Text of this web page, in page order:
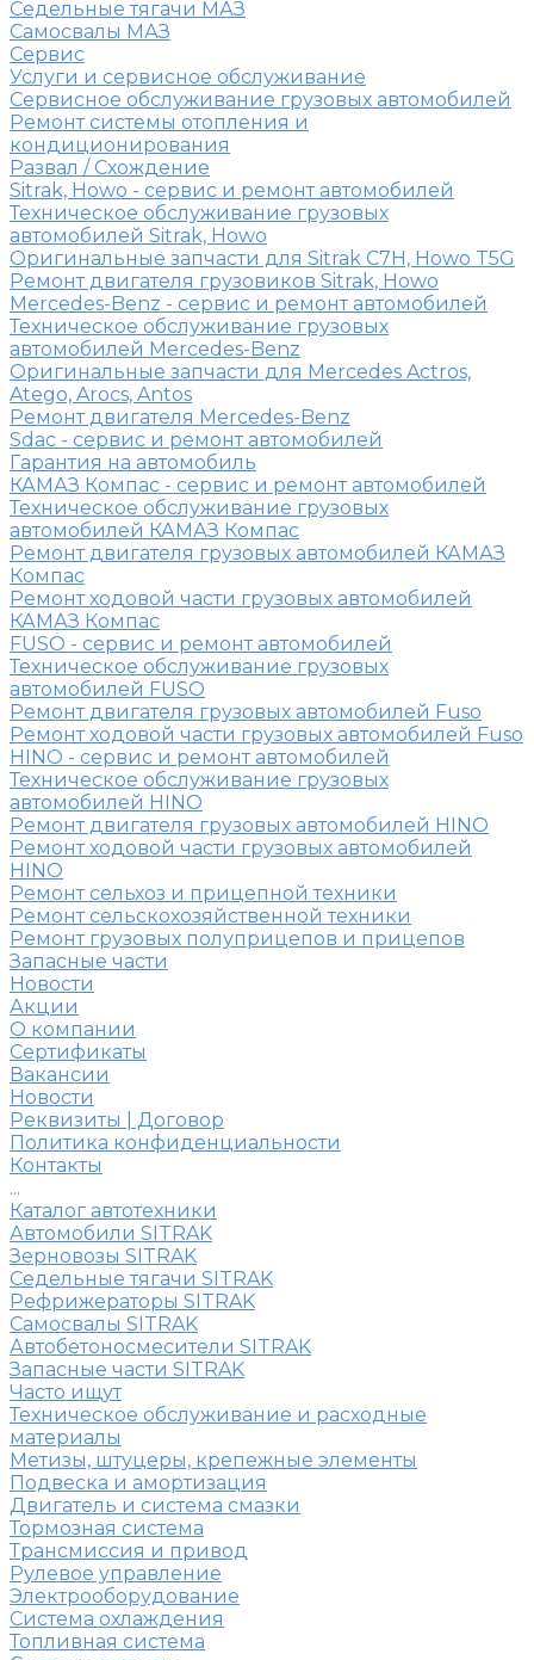
Седельные тягачи МАЗ
Самосвалы МАЗ
Сервис
Услуги и сервисное обслуживание
Сервисное обслуживание грузовых автомобилей
Ремонт системы отопления и
кондиционирования
Развал / Схождение
Sitrak, Howo - сервис и ремонт автомобилей
Техническое обслуживание грузовых
автомобилей Sitrak, Howo
Оригинальные запчасти для Sitrak C7H, Howo T5G
Ремонт двигателя грузовиков Sitrak, Howo
Mercedes-Benz - сервис и ремонт автомобилей
Техническое обслуживание грузовых
автомобилей Mercedes-Benz
Оригинальные запчасти для Mercedes Actros,
Atego, Arocs, Antos
Ремонт двигателя Mercedes-Benz
Sdac - сервис и ремонт автомобилей
Гарантия на автомобиль
КАМАЗ Компас - сервис и ремонт автомобилей
Техническое обслуживание грузовых
автомобилей КАМАЗ Компас
Ремонт двигателя грузовых автомобилей КАМАЗ
Компас
Ремонт ходовой части грузовых автомобилей
КАМАЗ Компас
FUSO - сервис и ремонт автомобилей
Техническое обслуживание грузовых
автомобилей FUSO
Ремонт двигателя грузовых автомобилей Fuso
Ремонт ходовой части грузовых автомобилей Fuso
HINO - сервис и ремонт автомобилей
Техническое обслуживание грузовых
автомобилей HINO
Ремонт двигателя грузовых автомобилей HINO
Ремонт ходовой части грузовых автомобилей
HINO
Ремонт сельхоз и прицепной техники
Ремонт сельскохозяйственной техники
Ремонт грузовых полуприцепов и прицепов
Запасные части
Новости
Акции
О компании
Сертификаты
Вакансии
Новости
Реквизиты | Договор
Политика конфиденциальности
Контакты
...
Каталог автотехники
Автомобили SITRAK
Зерновозы SITRAK
Седельные тягачи SITRAK
Рефрижераторы SITRAK
Самосвалы SITRAK
Автобетоносмесители SITRAK
Запасные части SITRAK
Часто ищут
Техническое обслуживание и расходные
материалы
Метизы, штуцеры, крепежные элементы
Подвеска и амортизация
Двигатель и система смазки
Тормозная система
Трансмиссия и привод
Рулевое управление
Электрооборудование
Система охлаждения
Топливная система